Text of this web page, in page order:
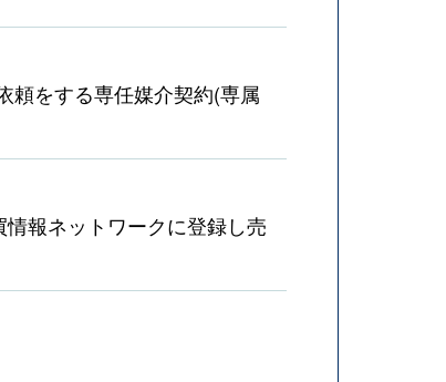
頼をする専任媒介契約(専属
報ネットワークに登録し売